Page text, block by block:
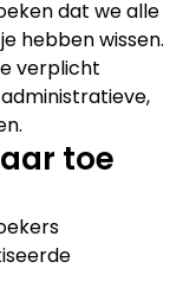
dat we alle
hebben wissen.
verplicht
toe